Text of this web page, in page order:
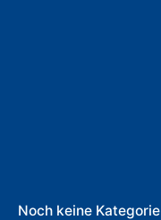
Noch keine Kategorie